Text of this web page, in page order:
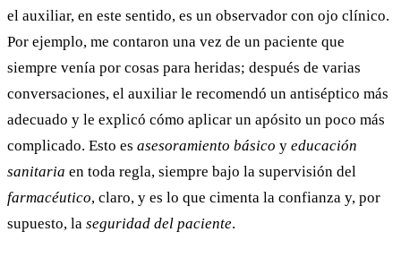
el auxiliar, en este sentido, es un observador con ojo clínico.
Por ejemplo, me contaron una vez de un paciente que
siempre venía por cosas para heridas; después de varias
conversaciones, el auxiliar le recomendó un antiséptico más
adecuado y le explicó cómo aplicar un apósito un poco más
complicado. Esto es asesoramiento básico y educación
sanitaria en toda regla, siempre bajo la supervisión del
farmacéutico, claro, y es lo que cimenta la confianza y, por
supuesto, la seguridad del paciente.